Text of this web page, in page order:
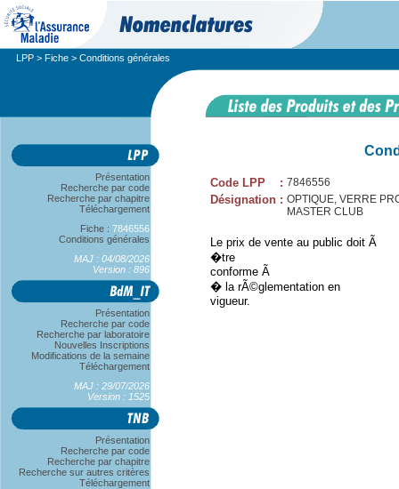
LPP > Fiche > Conditions générales
Présentation
Recherche par code
Recherche par chapitre
Téléchargement
Fiche : 7846556
Conditions générales
MAJ : 04/08/2026
Version : 896
Présentation
Recherche par code
Recherche par laboratoire
Nouvelles Inscriptions
Modifications de la semaine
Téléchargement
MAJ : 29/07/2026
Version : 1525
Présentation
Recherche par code
Recherche par chapitre
Recherche sur autres critères
Téléchargement
Code LPP : 7846556
Désignation : OPTIQUE, VERRE
MASTER CLUB
Le prix de vente au public doit Ã
�tre
conforme Ã
� la rÃ©glementation en
vigueur.